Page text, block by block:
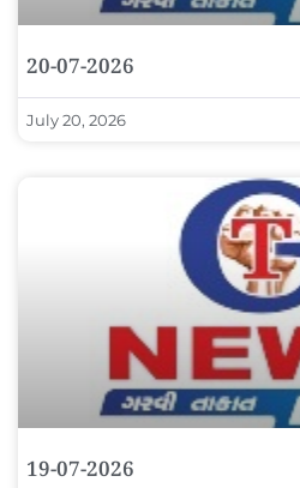
20-07-2026
July 20, 2026
19-07-2026